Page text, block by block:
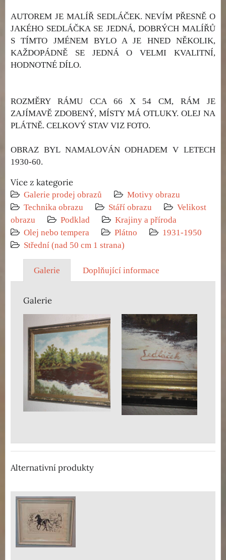
AUTOREM JE MALÍŘ SEDLÁČEK. NEVÍM PŘESNĚ O
JAKÉHO SEDLÁČKA SE JEDNÁ, DOBRÝCH MALÍŘŮ
S TÍMTO JMÉNEM BYLO A JE HNED NĚKOLIK,
KAŽDOPÁDNĚ SE JEDNÁ O VELMI KVALITNÍ,
HODNOTNÉ DÍLO.
ROZMĚRY RÁMU CCA 66 X 54 CM, RÁM JE
ZAJÍMAVĚ ZDOBENÝ, MÍSTY MÁ OTLUKY. OLEJ NA
PLÁTNĚ. CELKOVÝ STAV VIZ FOTO.
OBRAZ BYL NAMALOVÁN ODHADEM V LETECH
1930-60.
Více z kategorie
Galerie prodej obrazů
Motivy obrazu
Technika obrazu
Stáří obrazu
Velikost
obrazu
Podklad
Krajiny a příroda
Olej nebo tempera
Plátno
1931-1950
Střední (nad 50 cm 1 strana)
Galerie Doplňující informace
Galerie
Alternativní produkty